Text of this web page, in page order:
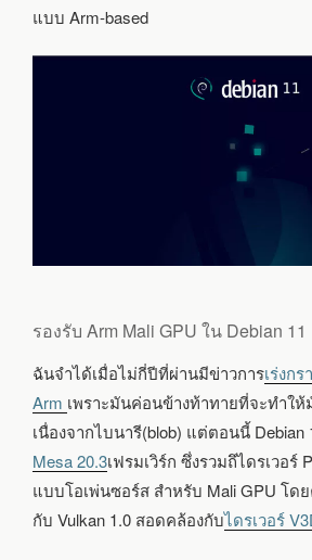
แบบ Arm-based
รองรับ Arm Mali GPU ใน Debian 11
ฉันจำได้เมื่อไม่กี่ปีที่ผ่านมีข่าวการเร่งก
Arm เพราะมันค่อนข้างท้าทายที่จะทำใ
เนื่องจากไบนารี(blob) แต่ตอนนี้
Mesa 20.3เฟรมเวิร์ก ซึ่งรวมถึไดรเวอร์
แบบโอเพ่นซอร์ส สำหรับ Mali GPU โด
กับ Vulkan 1.0 สอดคล้องกับไดรเวอร์